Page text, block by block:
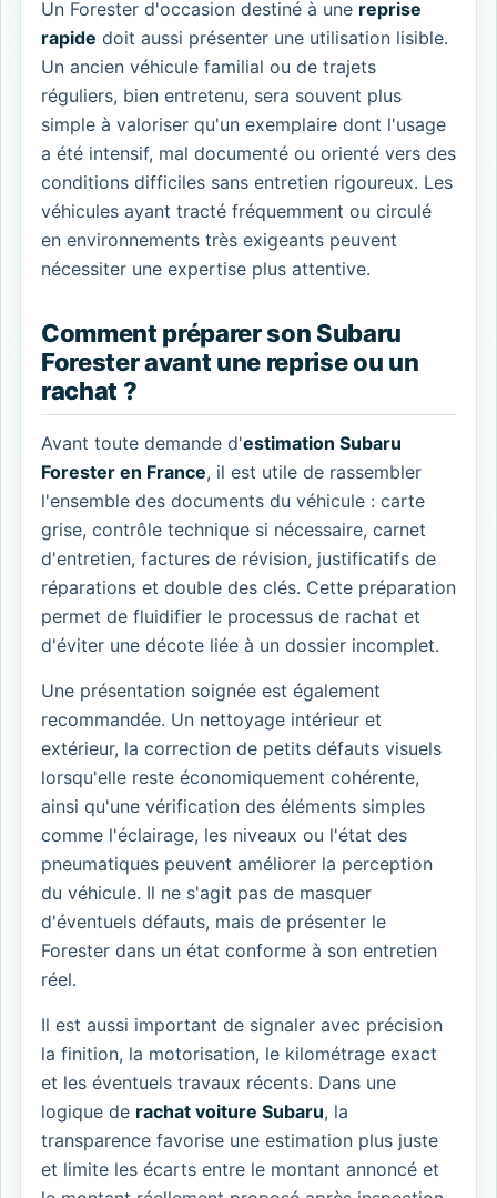
Un Forester d'occasion destiné à une reprise
rapide doit aussi présenter une utilisation lisible.
Un ancien véhicule familial ou de trajets
réguliers, bien entretenu, sera souvent plus
simple à valoriser qu'un exemplaire dont l'usage
a été intensif, mal documenté ou orienté vers des
conditions difficiles sans entretien rigoureux. Les
véhicules ayant tracté fréquemment ou circulé
en environnements très exigeants peuvent
nécessiter une expertise plus attentive.
Comment préparer son Subaru
Forester avant une reprise ou un
rachat ?
Avant toute demande d'estimation Subaru
Forester en France, il est utile de rassembler
l'ensemble des documents du véhicule : carte
grise, contrôle technique si nécessaire, carnet
d'entretien, factures de révision, justificatifs de
réparations et double des clés. Cette préparation
permet de fluidifier le processus de rachat et
d'éviter une décote liée à un dossier incomplet.
Une présentation soignée est également
recommandée. Un nettoyage intérieur et
extérieur, la correction de petits défauts visuels
lorsqu'elle reste économiquement cohérente,
ainsi qu'une vérification des éléments simples
comme l'éclairage, les niveaux ou l'état des
pneumatiques peuvent améliorer la perception
du véhicule. Il ne s'agit pas de masquer
d'éventuels défauts, mais de présenter le
Forester dans un état conforme à son entretien
réel.
Il est aussi important de signaler avec précision
la finition, la motorisation, le kilométrage exact
et les éventuels travaux récents. Dans une
logique de rachat voiture Subaru, la
transparence favorise une estimation plus juste
et limite les écarts entre le montant annoncé et